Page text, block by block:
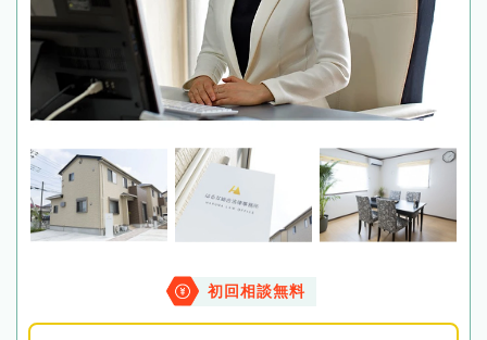
初回相談無料